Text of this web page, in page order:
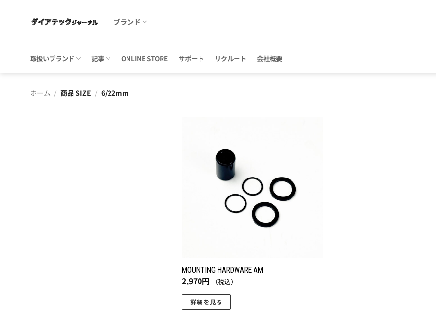
ブランド
取扱いブランド 記事 ONLINE STORE サポート リクルート 会社概要
ホーム / 商品 SIZE / 6/22mm
MOUNTING HARDWARE AM
2,970円 （税込）
詳細を見る